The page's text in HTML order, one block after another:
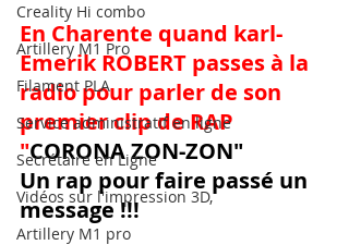
Creality Hi combo
Artillery M1 Pro
Filament PLA
Service administratif en ligne
Secrétaire en Ligne
Vidéos sur l'impression 3D,
Artillery M1 pro
En Charente quand karl-
Emerik ROBERT passes à la
radio pour parler de son
premier clip de RAP
"CORONA ZON-ZON"
Un rap pour faire passé un
message !!!